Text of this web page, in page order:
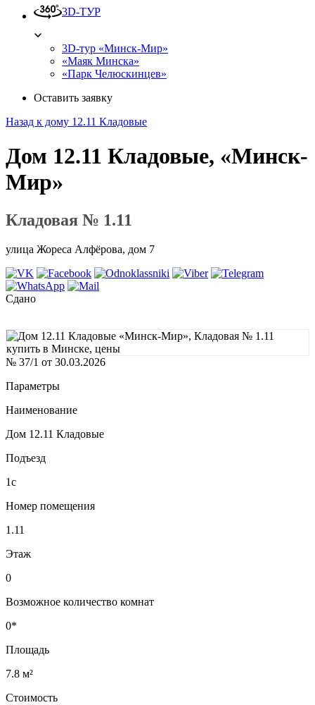
3D-ТУР
3D-тур «Минск-Мир»
«Маяк Минска»
«Парк Челюскинцев»
Оставить заявку
Назад к дому 12.11 Кладовые
Дом 12.11 Кладовые, «Минск-
Мир»
Кладовая № 1.11
улица Жореса Алфёрова, дом 7
Сдано
№ 37/1 от 30.03.2026
Параметры
Наименование
Дом 12.11 Кладовые
Подъезд
1с
Номер помещения
1.11
Этаж
0
Возможное количество комнат
0*
Площадь
7.8 м²
Стоимость